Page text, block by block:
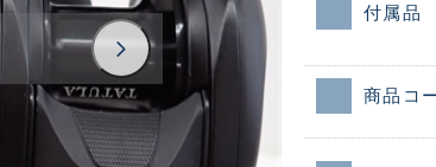
付属品
商品コ